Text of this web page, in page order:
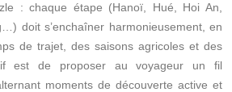
: chaque étape (Hanoï, Hué, Hoi An,
doit s’enchaîner harmonieusement, en
de trajet, des saisons agricoles et des
est de proposer au voyageur un fil
moments de découverte active et